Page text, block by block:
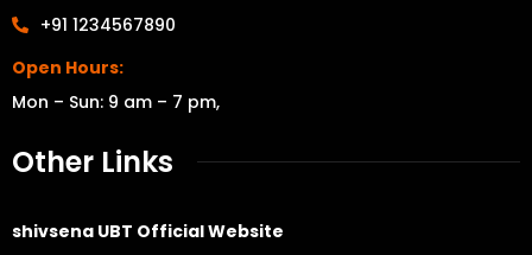
+91 1234567890
Open Hours:
Mon – Sun: 9 am – 7 pm,
Other Links
shivsena UBT Official Website